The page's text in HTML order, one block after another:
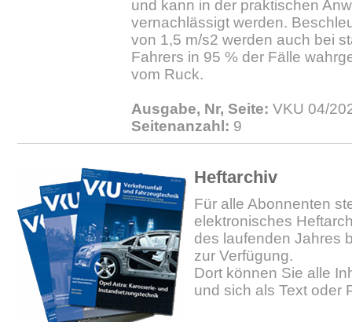
und kann in der praktischen
vernachlässigt werden.
von 1,5 m/s2 werden auch bei
Fahrers in 95 % der Fälle
vom Ruck.
Ausgabe, Nr, Seite: VKU 04/
Seitenanzahl: 9
Heftarchiv
Für alle Abonnenten
elektronisches
des laufenden Jahres
zur Verfügung.
Dort können Sie alle
und sich als Text oder